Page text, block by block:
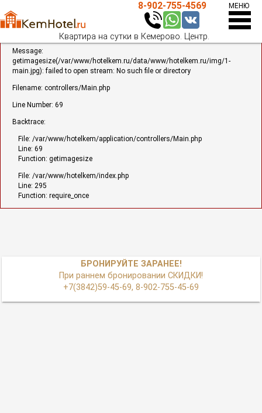
A PHP Error was encountered
Severity: Warning
Message:
getimagesize(/var/www/hotelkem.ru/data/www/hotelkem.ru/img/1-
main.jpg): failed to open stream: No such file or directory
Filename: controllers/Main.php
Line Number: 69
Backtrace:
File: /var/www/hotelkem/application/controllers/Main.php
Line: 69
Function: getimagesize
File: /var/www/hotelkem/index.php
Line: 295
Function: require_once
8-902-755-4569 МЕНЮ
Бронирование
Квартиры
FAQ
Отчётность
Скидки
Контакты
Whatsapp
Телеграм
ВКонтакте
8-902-755-4569 Теле2
8-3842-59-45-69 Городской
Телеграм Канал
Квартира на сутки в Кемерово. Центр.
БРОНИРУЙТЕ ЗАРАНЕЕ!
При раннем бронировании СКИДКИ!
+7(3842)59-45-69, 8-902-755-45-69